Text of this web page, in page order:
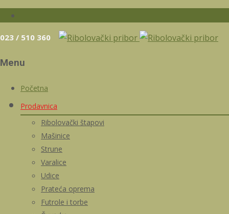
023 / 510 360
Menu
Skip
content
Početna
Prodavnica
Ribolovački štapovi
Mašinice
Strune
Varalice
Udice
Prateća oprema
Futrole i torbe